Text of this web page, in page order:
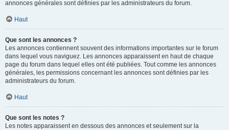
annonces générales sont définies par les administrateurs du forum.
Haut
Que sont les annonces ?
Les annonces contiennent souvent des informations importantes sur le forum
dans lequel vous naviguez. Les annonces apparaissent en haut de chaque
page du forum dans lequel elles ont été publiées. Tout comme les annonces
générales, les permissions concernant les annonces sont définies par les
administrateurs du forum.
Haut
Que sont les notes ?
Les notes apparaissent en dessous des annonces et seulement sur la